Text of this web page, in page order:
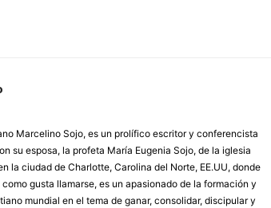
Marcelino Sojo, es un prolífico escritor y conferencista
su esposa, la profeta María Eugenia Sojo, de la iglesia
la ciudad de Charlotte, Carolina del Norte, EE.UU, donde
gusta llamarse, es un apasionado de la formación y
mundial en el tema de ganar, consolidar, discipular y